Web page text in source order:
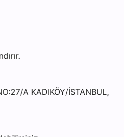
A KADIKÖY/İSTANBUL,